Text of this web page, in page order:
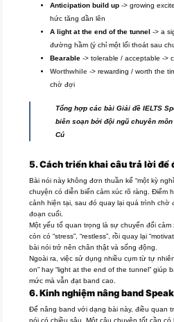
Anticipation build up -> growing
hức tăng dần lên
A light at the end of the tunnel -> a
đường hầm (ý chỉ một lối thoát sau
Bearable -> tolerable / acceptable ->
Worthwhile -> rewarding / worth the
chờ đợi
Tổng hợp các bài Giải đề IELTS
biên soạn bởi đội ngũ chuyên môn
Cú
5. Cách triển khai câu trả lời để
Bài nói này không đơn thuần kể “một kỳ
chuyện có diễn biến cảm xúc rõ ràng. Điểm
cảnh hiện tại, sau đó quay lại quá trình chờ
đoạn cuối.
Một yếu tố quan trọng là sự chuyển đổi cảm
còn có “stress”, “restless”, rồi quay lại
bài nói trở nên chân thật và sống động.
Ngoài ra, việc sử dụng nhiều cụm từ tự
on” hay “light at the end of the tunnel” giúp
mức mà vẫn đạt band cao.
6. Kinh nghiệm nâng band
Để nâng band với dạng bài này, điều quan
nói có chiều sâu. Một câu chuyện tốt cần có